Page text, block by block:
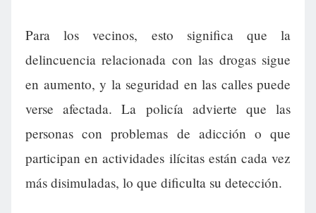
Para los vecinos, esto significa que la
delincuencia relacionada con las drogas sigue
en aumento, y la seguridad en las calles puede
verse afectada. La policía advierte que las
personas con problemas de adicción o que
participan en actividades ilícitas están cada vez
más disimuladas, lo que dificulta su detección.